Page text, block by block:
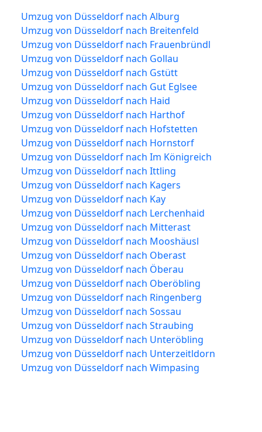
Umzug von Düsseldorf nach Alburg
Umzug von Düsseldorf nach Breitenfeld
Umzug von Düsseldorf nach Frauenbründl
Umzug von Düsseldorf nach Gollau
Umzug von Düsseldorf nach Gstütt
Umzug von Düsseldorf nach Gut Eglsee
Umzug von Düsseldorf nach Haid
Umzug von Düsseldorf nach Harthof
Umzug von Düsseldorf nach Hofstetten
Umzug von Düsseldorf nach Hornstorf
Umzug von Düsseldorf nach Im Königreich
Umzug von Düsseldorf nach Ittling
Umzug von Düsseldorf nach Kagers
Umzug von Düsseldorf nach Kay
Umzug von Düsseldorf nach Lerchenhaid
Umzug von Düsseldorf nach Mitterast
Umzug von Düsseldorf nach Mooshäusl
Umzug von Düsseldorf nach Oberast
Umzug von Düsseldorf nach Öberau
Umzug von Düsseldorf nach Oberöbling
Umzug von Düsseldorf nach Ringenberg
Umzug von Düsseldorf nach Sossau
Umzug von Düsseldorf nach Straubing
Umzug von Düsseldorf nach Unteröbling
Umzug von Düsseldorf nach Unterzeitldorn
Umzug von Düsseldorf nach Wimpasing